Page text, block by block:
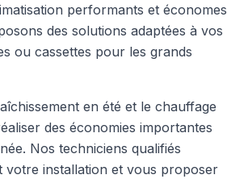
performants et économes
des solutions adaptées à vos
ou cassettes pour les grands
en été et le chauffage
des économies importantes
Nos techniciens qualifiés
votre installation et vous proposer